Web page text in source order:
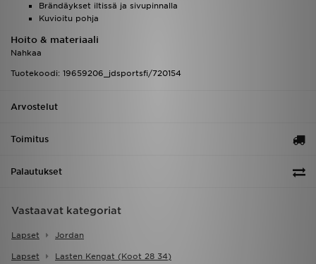
Brändäykset iltissä ja sivupinnalla
Kuvioitu pohja
Hoito & materiaali
Nahkaa
Tuotekoodi: 19659206_jdsportsfi/720154
Arvostelut
Toimitus
Palautukset
Vastaavat kategoriat
Lapset Jordan
Lapset Lasten Kengat (koot 28 34)